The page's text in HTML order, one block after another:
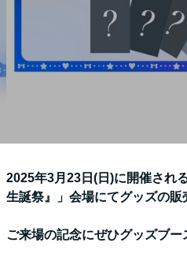
2025年3月23日(日)に開催され
生誕祭』」会場にてグッズの販
ご来場の記念にぜひグッズブー